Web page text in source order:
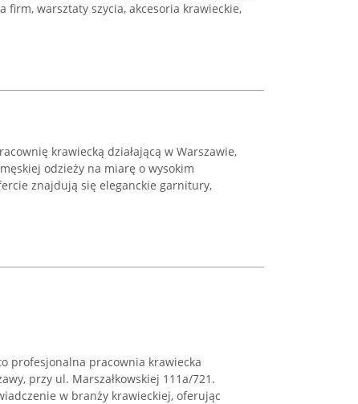
firm, warsztaty szycia, akcesoria krawieckie,
krawiecką działającą w Warszawie,
odzieży na miarę o wysokim
znajdują się eleganckie garnitury,
profesjonalna pracownia krawiecka
przy ul. Marszałkowskiej 111a/721.
w branży krawieckiej, oferując